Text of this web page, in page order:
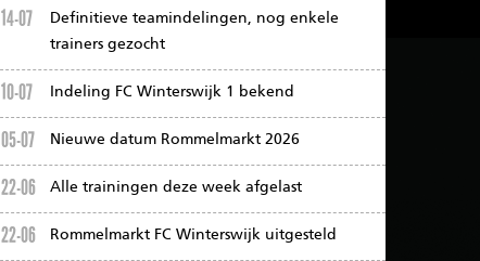
14-07
Definitieve teamindelingen, nog enkele
trainers gezocht
10-07 Indeling FC Winterswijk 1 bekend
05-07 Nieuwe datum Rommelmarkt 2026
22-06 Alle trainingen deze week afgelast
22-06 Rommelmarkt FC Winterswijk uitgesteld